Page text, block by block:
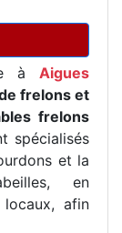
à Aigues
frelons et
frelons
spécialisés
et la
en
afin